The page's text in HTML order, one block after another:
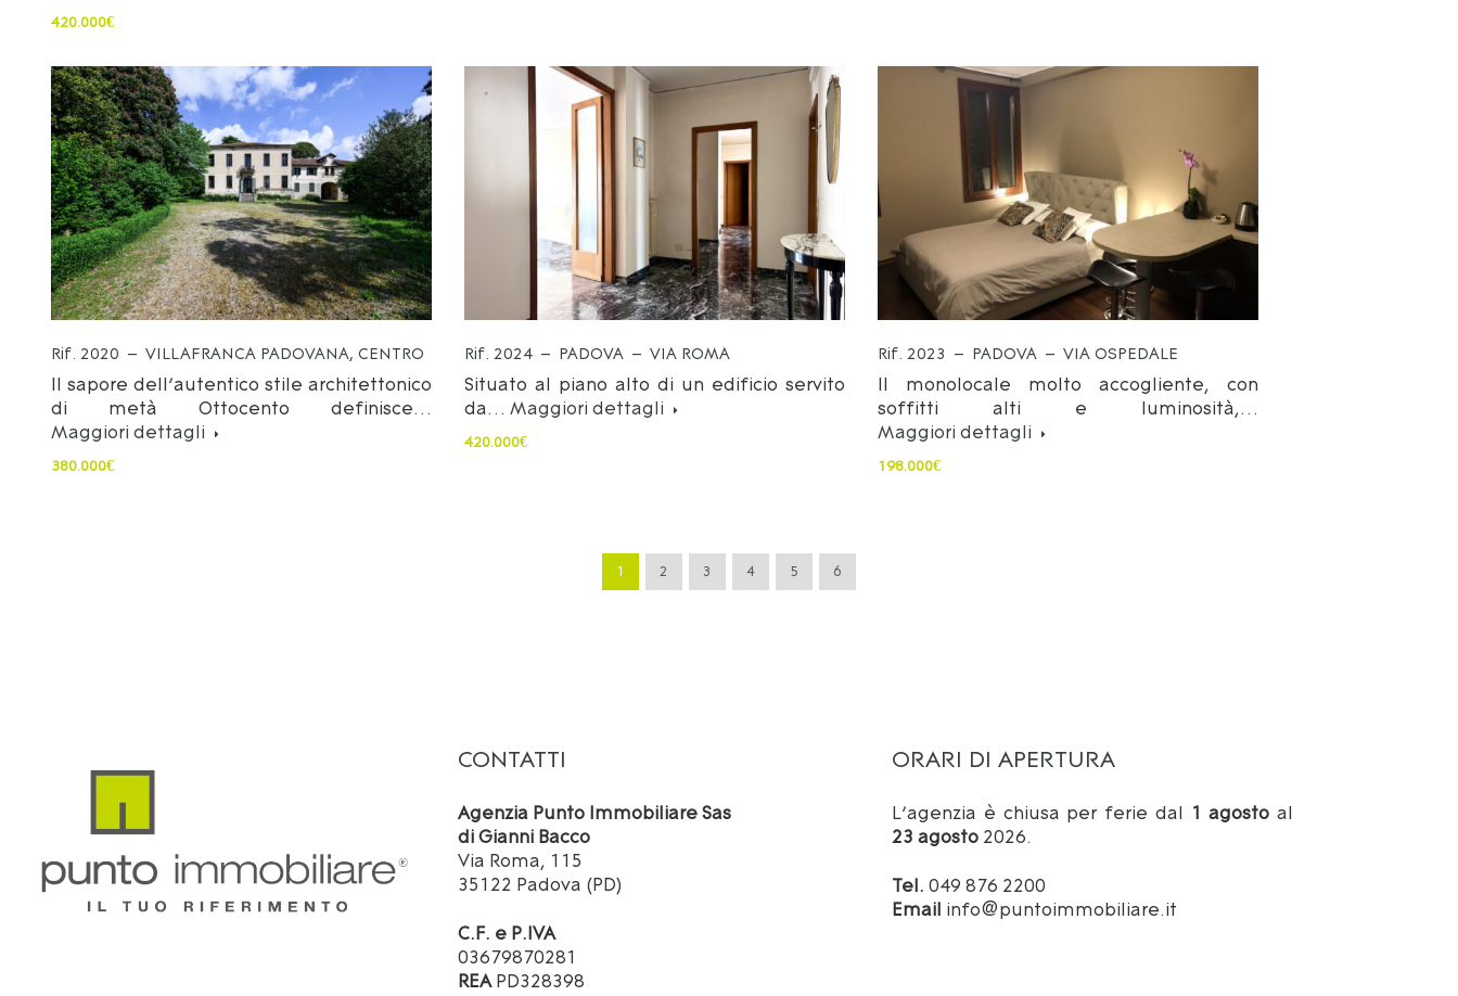
420.000€
Rif. 2020 – VILLAFRANCA PADOVANA, CENTRO
Il sapore dell’autentico stile architettonico
di metà Ottocento definisce…
Maggiori dettagli
380.000€
Rif. 2024 – PADOVA – VIA ROMA
Situato al piano alto di un edificio servito
da… Maggiori dettagli
420.000€
Rif. 2023 – PADOVA – VIA OSPEDALE
Il monolocale molto accogliente, con
soffitti alti e luminosità,…
Maggiori dettagli
198.000€
1 2 3 4 5 6
CONTATTI
Agenzia Punto Immobiliare Sas
di Gianni Bacco
Via Roma, 115
35122 Padova (PD)
C.F. e P.IVA
03679870281
REA PD328398
ORARI DI APERTURA
L’agenzia è chiusa per ferie dal 1 agosto al
23 agosto 2026.
Tel. 049 876 2200
Email info@puntoimmobiliare.it